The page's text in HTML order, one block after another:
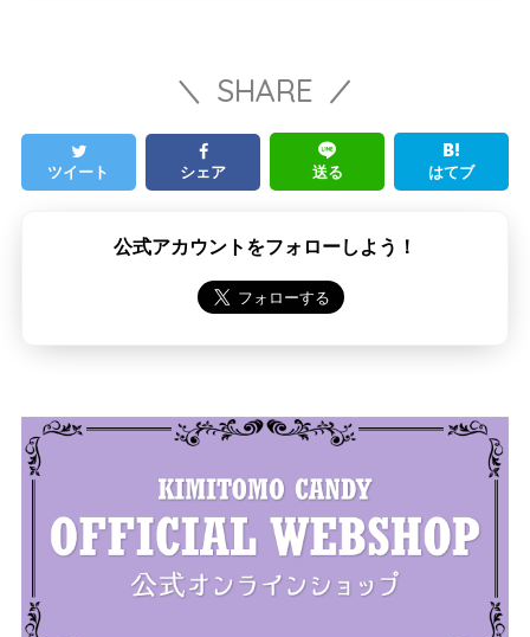
SHARE
ツイート シェア 送る はてブ
公式アカウントをフォローしよう！